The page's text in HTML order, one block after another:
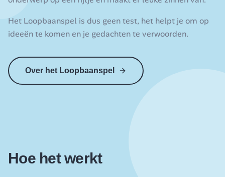
Het Loopbaanspel is dus geen test, het helpt je om op
ideeën te komen en je gedachten te verwoorden.
Over het Loopbaanspel
Hoe het werkt